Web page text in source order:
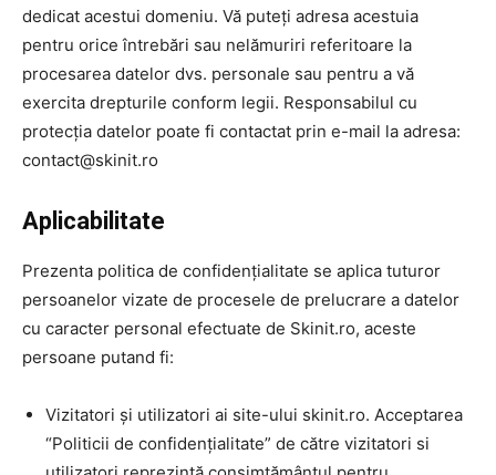
dedicat acestui domeniu. Vă puteți adresa acestuia
pentru orice întrebări sau nelămuriri referitoare la
procesarea datelor dvs. personale sau pentru a vă
exercita drepturile conform legii. Responsabilul cu
protecția datelor poate fi contactat prin e-mail la adresa:
contact@skinit.ro
Aplicabilitate
Prezenta politica de confidențialitate se aplica tuturor
persoanelor vizate de procesele de prelucrare a datelor
cu caracter personal efectuate de Skinit.ro, aceste
persoane putand fi:
Vizitatori și utilizatori ai site-ului skinit.ro. Acceptarea
“Politicii de confidențialitate” de către vizitatori si